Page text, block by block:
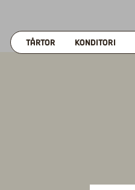
TÅRTOR KONDITORI